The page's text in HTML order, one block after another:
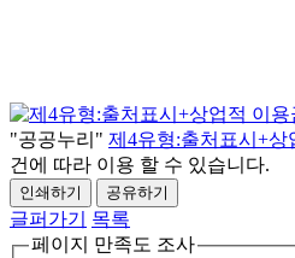
"공공누리" 제4유형:출처표시+상
건에 따라 이용 할 수 있습니다.
인쇄하기 공유하기
글퍼가기
목록
페이지 만족도 조사